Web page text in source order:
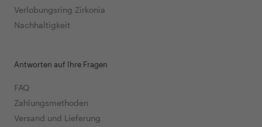
Verlobungsring Zirkonia
Nachhaltigkeit
Antworten auf Ihre Fragen
FAQ
Zahlungsmethoden
Versand und Lieferung